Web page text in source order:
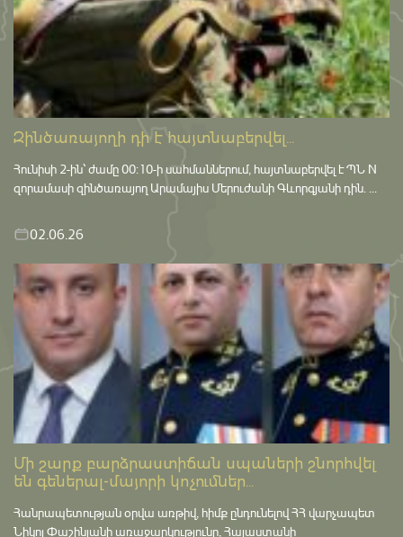
Զինծառայողի դի է հայտնաբերվել...
Հունիսի 2-ին՝ ժամը 00:10-ի սահմաններում, հայտնաբերվել է ՊՆ N
զորամասի զինծառայող Արամայիս Մերուժանի Գևորգյանի դին. ...
02.06.26
Մի շարք բարձրաստիճան սպաների շնորհվել
են գեներալ-մայորի կոչումներ...
Հանրապետության օրվա առթիվ, հիմք ընդունելով ՀՀ վարչապետ
Նիկոլ Փաշինյանի առաջարկությունը, Հայաստանի